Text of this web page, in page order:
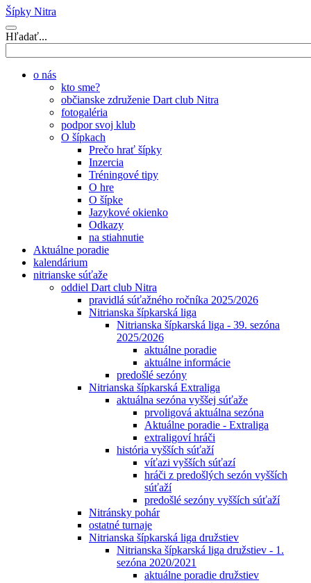
Šípky Nitra
Hľadať...
o nás
kto sme?
občianske združenie Dart club Nitra
fotogaléria
podpor svoj klub
O šípkach
Prečo hrať šípky
Inzercia
Tréningové tipy
O hre
O šípke
Jazykové okienko
Odkazy
na stiahnutie
Aktuálne poradie
kalendárium
nitrianske súťaže
oddiel Dart club Nitra
pravidlá súťažného ročníka 2025/2026
Nitrianska šípkarská liga
Nitrianska šípkarská liga - 39. sezóna
2025/2026
aktuálne poradie
aktuálne informácie
predošlé sezóny
Nitrianska šípkarská Extraliga
aktuálna sezóna vyššej súťaže
prvoligová aktuálna sezóna
Aktuálne poradie - Extraliga
extraligoví hráči
história vyšších súťaží
víťazi vyšších súťazí
hráči z predošlých sezón vyšších
súťaží
predošlé sezóny vyšších súťaží
Nitránsky pohár
ostatné turnaje
Nitrianska šípkarská liga družstiev
Nitrianska šípkarská liga družstiev - 1.
sezóna 2020/2021
aktuálne poradie družstiev